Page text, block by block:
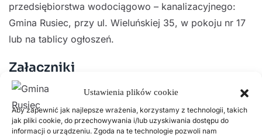
Ustawienia plików cookie
Aby zapewnić jak najlepsze wrażenia, korzystamy z technologii, takich
jak pliki cookie, do przechowywania i/lub uzyskiwania dostępu do
informacji o urządzeniu. Zgoda na te technologie pozwoli nam
przedsiębiorstwa wodociągowo – kanalizacyjnego:
Gmina Rusiec, przy ul. Wieluńskiej 35, w pokoju nr 17
lub na tablicy ogłoszeń.
Załączniki
decyzja-p-rzt-70-67-2024-d-jk
zalacznik-do-p-rzt-70-67-2024-d-jk